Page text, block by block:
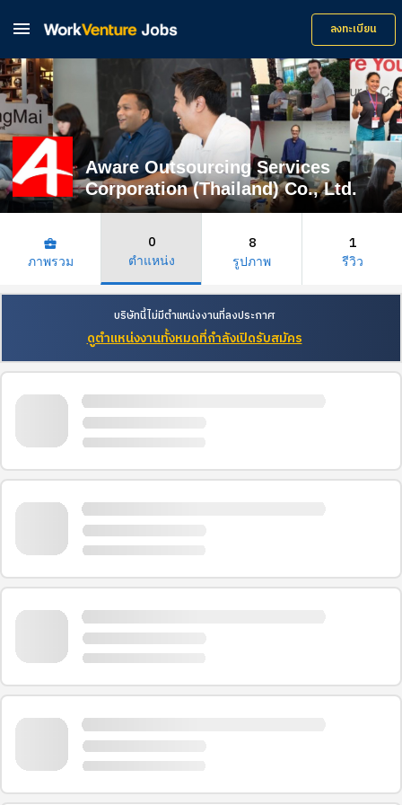
 ลงทะเบียน
Aware Outsourcing Services
Corporation (Thailand) Co., Ltd.
business_center
ภาพรวม
0
ตำแหน่ง
8
รูปภาพ
1
รีวิว
บริษัทนี้ไม่มีตำแหน่งงานที่ลงประกาศ
ดูตำแหน่งงานทั้งหมดที่กำลังเปิดรับสมัคร